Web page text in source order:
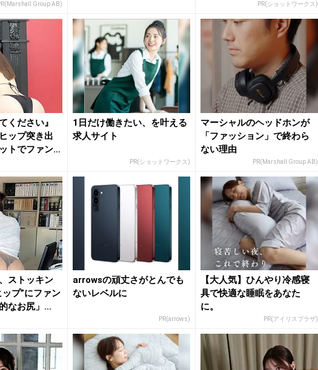
Group AB) PR(ショットワークス)
ください』
ップ突き出
トでファン
1日だけ働きたい、を叶える
求人サイト
PR(ショットワークス)
マーシャルのヘッドホンが
「ファッション」で終わら
ない理由
PR(Marshall Group AB)
ストッキン
プ”にファン
なお尻」
arrowsの頑丈さがとんでも
ないレベルに
PR(arrows)
【大人気】ひんやり冷感寝
具で快適な睡眠をあなた
に。
PR(アイリスプラザ)